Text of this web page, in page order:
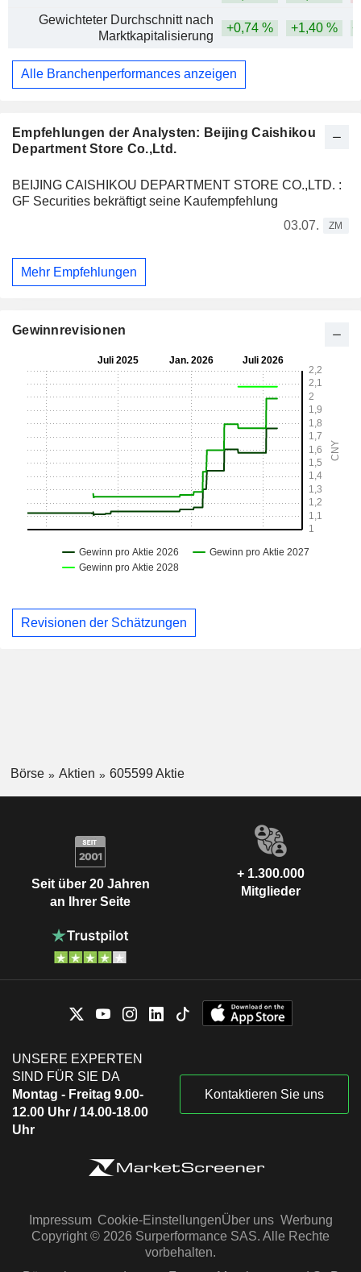
Empfehlungen der Analysten: Beijing Caishikou
Department Store Co.,Ltd.
BEIJING CAISHIKOU DEPARTMENT STORE CO.,LTD. :
GF Securities bekräftigt seine Kaufempfehlung
03.07.
ZM
Mehr Empfehlungen
Gewichteter Durchschnitt nach
Marktkapitalisierung
+0,74 % +1,40 %
Alle Branchenperformances anzeigen
Gewinnrevisionen
Revisionen der Schätzungen
Börse Aktien 605599 Aktie
Seit über 20 Jahren
an Ihrer Seite
+ 1.300.000
Mitglieder
UNSERE EXPERTEN
SIND FÜR SIE DA
Montag - Freitag 9.00-
12.00 Uhr / 14.00-18.00
Uhr
Kontaktieren Sie uns
Impressum Cookie-EinstellungenÜber uns Werbung
Copyright © 2026 Surperformance SAS. Alle Rechte
vorbehalten.